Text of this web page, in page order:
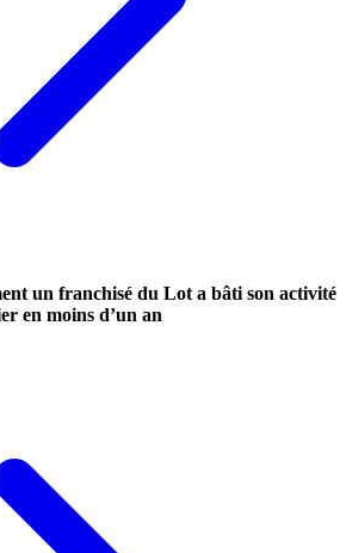
un franchisé du Lot a bâti son activité
en moins d’un an